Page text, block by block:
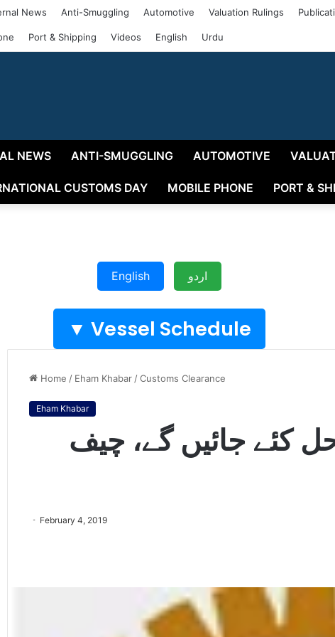
News Anti-Smuggling Automotive Valuation Rulings
Port & Shipping Videos English Urdu
NEWS ANTI-SMUGGLING AUTOMOTIVE
CUSTOMS DAY MOBILE PHONE PORT &
English اردو
Vessel Schedule ▼
Home / Eham Khabar / Customs Clearance
Eham Khabar
کئے جائیں گے، چیف
February 4, 2019